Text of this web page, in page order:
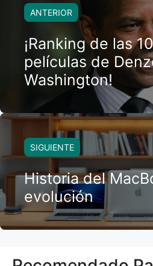
ANTERIOR
¡Ranking de las
películas de
Washington!
SIGUIENTE
Historia del
evolución